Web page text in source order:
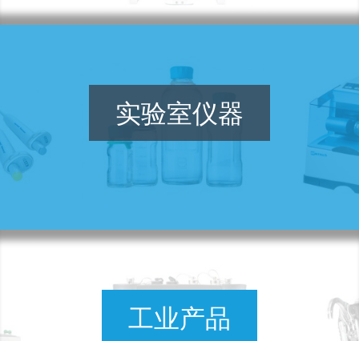
实验室仪器
工业产品